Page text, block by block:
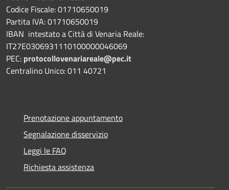
Codice Fiscale: 01710650019
Partita IVA: 01710650019
IBAN intestato a Città di Venaria Reale:
IT27E0306931110100000046069
PEC: protocollovenariareale@pec.it
Centralino Unico: 011 40721
Prenotazione appuntamento
Segnalazione disservizio
Leggi le FAQ
Richiesta assistenza